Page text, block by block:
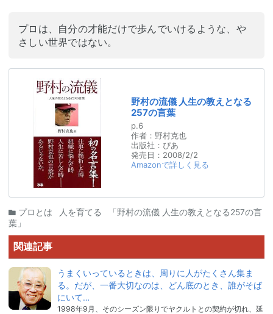
プロは、自分の才能だけで歩んでいけるような、や
さしい世界ではない。
野村の流儀 人生の教えとなる
257の言葉
p.6
作者： 野村克也
出版社： ぴあ
発売日： 2008/2/2
Amazonで詳しく見る
プロとは 人を育てる
「野村の流儀 人生の教えとなる257の言
葉」
関連記事
うまくいっているときは、周りに人がたくさん集ま
る。だが、一番大切なのは、どん底のとき、誰がそば
にいて…
1998年9月、そのシーズン限りでヤクルトとの契約が切れ、延